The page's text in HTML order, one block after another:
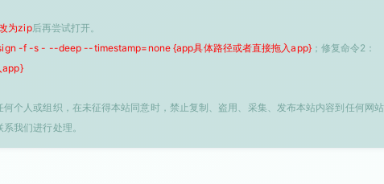
为zip后再尝试打开。
-f -s - --deep --timestamp=none {app具体路径或者直接拖入app}；修复命令2：
app}
个人或组织，在未征得本站同意时，禁止复制、盗用、采集、发布本站内容到任何网
我们进行处理。